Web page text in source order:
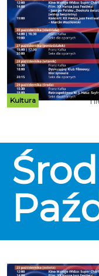
Kultura